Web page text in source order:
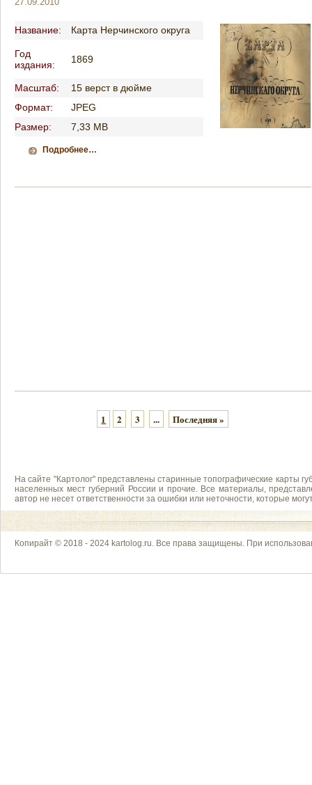
Название: Карта Нерчинского округа
Год
издания:
1869
Масштаб:
15 верст в дюйме
Формат:
JPEG
Размер:
7,33 MB
Подробнее…
1 2 3 ... Последняя »
На сайте "Картолог" представлены старинные топографические карты
населенных мест губерний России и прочие. Все материалы,
автор не несет ответственности за ошибки или неточности, которые
Копирайт © 2018 - 2024 kartolog.ru. Все права защищены. При